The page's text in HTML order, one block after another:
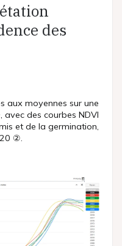
des
aux moyennes sur une
des courbes NDVI
et de la germination,
②.